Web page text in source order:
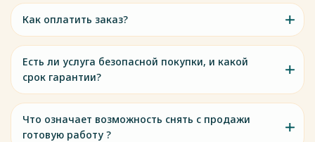
Как оплатить заказ?
Есть ли услуга безопасной покупки, и какой
срок гарантии?
Что означает возможность снять с продажи
готовую работу ?